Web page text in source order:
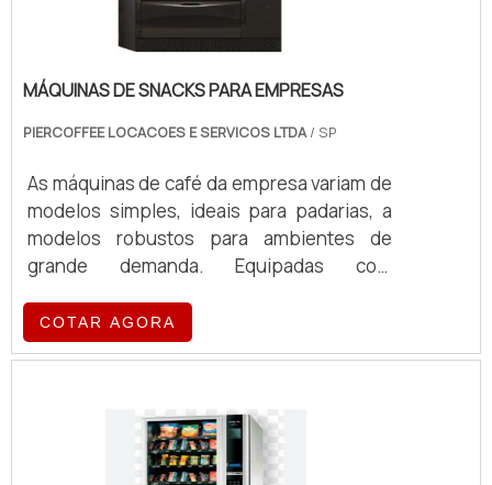
MÁQUINAS DE SNACKS PARA EMPRESAS
PIERCOFFEE LOCACOES E SERVICOS LTDA/ SP
As máquinas de café da empresa variam de
modelos simples, ideais para padarias, a
modelos robustos para ambientes de
grande demanda. Equipadas com
oferecem eficiência e qualidade no
preparo de café, atendendo a diferentes
COTAR AGORA